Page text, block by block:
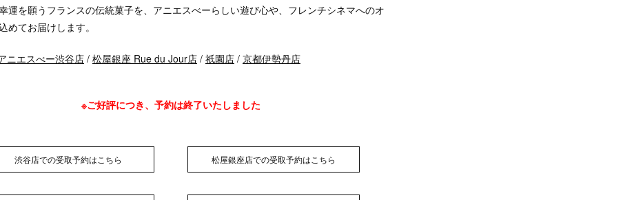
運を願うフランスの伝統菓子を、アニエスべーらしい遊び心や、フレンチシネマへのオ
めてお届けします。
ニエスべー渋谷店/ 松屋銀座 Rue du Jour店 / 祇園店 / 京都伊勢丹店
※ご好評につき、 予約は終了いたしました
渋谷店での受取予約はこちら 松屋銀座店での受取予約はこちら